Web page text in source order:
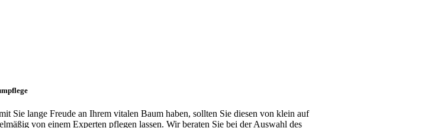
Sie lange Freude an Ihrem vitalen Baum haben, sollten Sie diesen von klein auf
von einem Experten pflegen lassen. Wir beraten Sie bei der Auswahl des